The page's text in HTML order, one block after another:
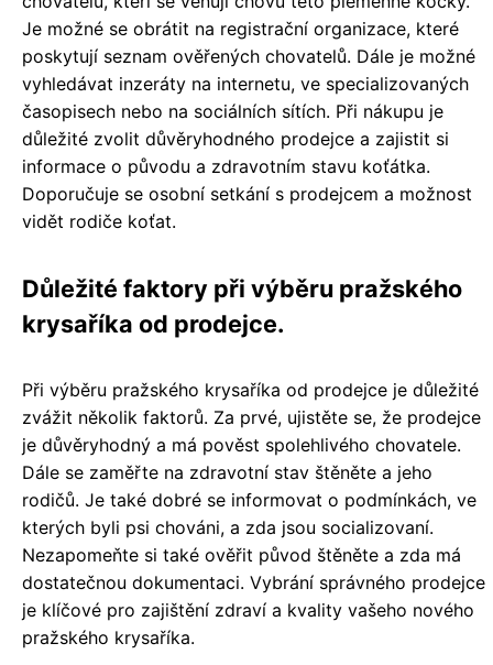
Je možné se obrátit na registrační organizace, které
poskytují seznam ověřených chovatelů. Dále je možné
vyhledávat inzeráty na internetu, ve specializovaných
časopisech nebo na sociálních sítích. Při nákupu je
důležité zvolit důvěryhodného prodejce a zajistit si
informace o původu a zdravotním stavu koťátka.
Doporučuje se osobní setkání s prodejcem a možnost
vidět rodiče koťat.
Důležité faktory při výběru pražského
krysaříka od prodejce.
Při výběru pražského krysaříka od prodejce je důležité
zvážit několik faktorů. Za prvé, ujistěte se, že prodejce
je důvěryhodný a má pověst spolehlivého chovatele.
Dále se zaměřte na zdravotní stav štěněte a jeho
rodičů. Je také dobré se informovat o podmínkách, ve
kterých byli psi chováni, a zda jsou socializovaní.
Nezapomeňte si také ověřit původ štěněte a zda má
dostatečnou dokumentaci. Vybrání správného prodejce
je klíčové pro zajištění zdraví a kvality vašeho nového
pražského krysaříka.